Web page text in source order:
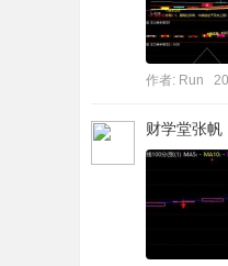
作者: Run
财学堂张帆